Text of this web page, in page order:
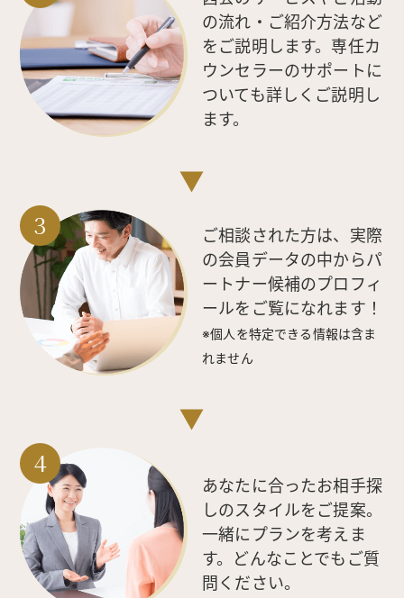
の流れ・ご紹介方法など
をご説明します。専任カ
ウンセラーのサポートに
ついても詳しくご説明し
ます。
ご相談された方は、実際
の会員データの中からパ
ートナー候補のプロフィ
ールをご覧になれます！
※個人を特定できる情報は含ま
れません
あなたに合ったお相手探
しのスタイルをご提案。
一緒にプランを考えま
す。どんなことでもご質
問ください。